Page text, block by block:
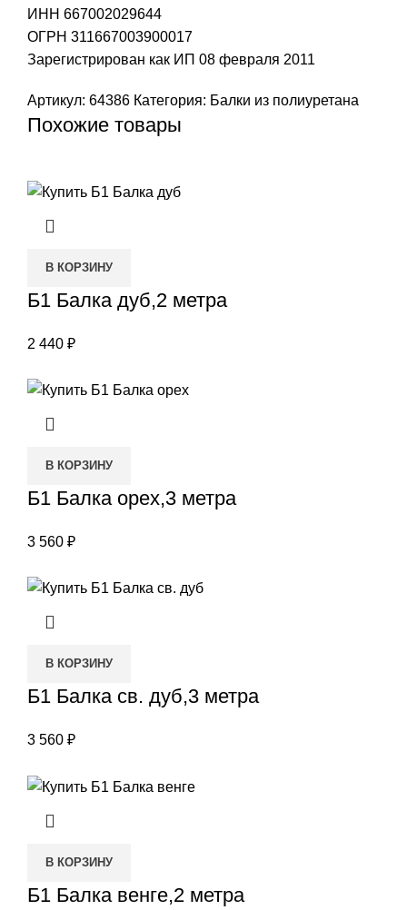
ИНН 667002029644
ОГРН 311667003900017
Зарегистрирован как ИП 08 февраля 2011
Артикул: 64386 Категория: Балки из полиуретана
Похожие товары
В КОРЗИНУ
Б1 Балка дуб,2 метра
2 440 ₽
В КОРЗИНУ
Б1 Балка орех,3 метра
3 560 ₽
В КОРЗИНУ
Б1 Балка св. дуб,3 метра
3 560 ₽
В КОРЗИНУ
Б1 Балка венге,2 метра